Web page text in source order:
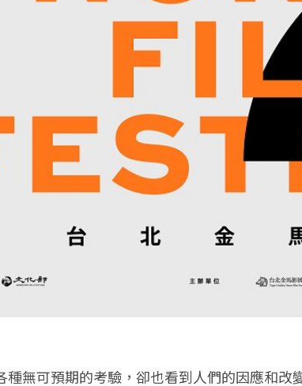
種無可預期的考驗，卻也看到人們的因應和